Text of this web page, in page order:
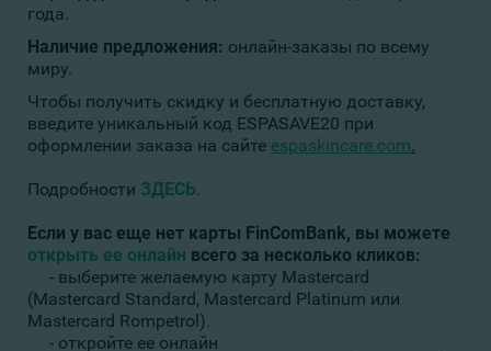
года.
Наличие предложения: онлайн-заказы по всему
миру.
Чтобы получить скидку и бесплатную доставку,
введите уникальный код ESPASAVE20 при
оформлении заказа на сайте espaskincare.com.
Подробности ЗДЕСЬ.
Если у вас еще нет карты FinComBank, вы можете
открыть ее онлайн всего за несколько кликов:
- выберите желаемую карту Mastercard
(Mastercard Standard, Mastercard Platinum или
Mastercard Rompetrol).
- откройте ее онлайн